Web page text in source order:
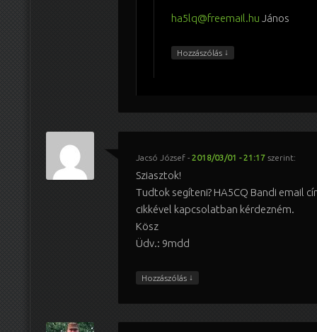
ha5lq@freemail.hu János
Hozzászólás ↓
Jacsó József- 2018/03/01 - 21:17 szerint:
Sziasztok!
Tudtok segíteni? HA5CQ Bandi email
cikkével kapcsolatban kérdezném.
Kösz
Üdv.: 9mdd
Hozzászólás ↓